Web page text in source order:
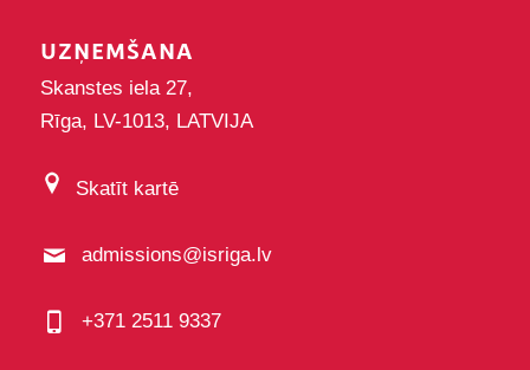
UZŅEMŠANA
Skanstes iela 27,
Rīga, LV-1013, LATVIJA
Skatīt kartē
admissions@isriga.lv
+371 2511 9337